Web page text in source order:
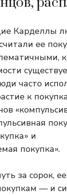
Карделлы
ее
часто
к
и
покупка».
за сорок, ее
— и